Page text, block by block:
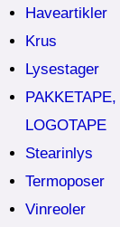
Haveartikler
Krus
Lysestager
LOGOTAPE
Stearinlys
Termoposer
Vinreoler